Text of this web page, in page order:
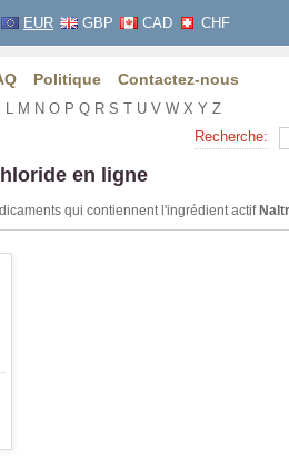
EUR GBP CAD CHF
Politique Contactez-nous
L M N O P Q R S T U V W X Y Z
Recherche:
en ligne
qui contiennent l'ingrédient actif